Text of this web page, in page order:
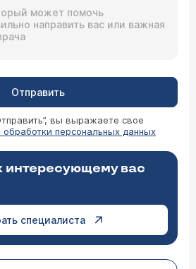
Отправить
вы выражаете свое
персональных данных
интересующему вас
специалиста